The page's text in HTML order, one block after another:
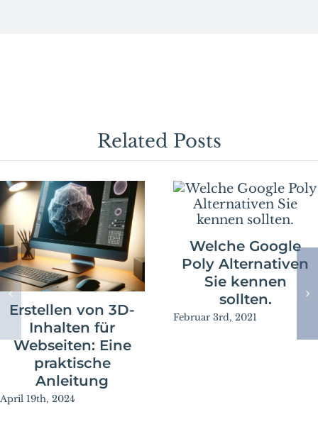
Related Posts
Erstellen von 3D-
Inhalten für
Webseiten: Eine
praktische
Anleitung
April 19th, 2024
Welche Google
Poly Alternativen
Sie kennen
sollten.
Februar 3rd, 2021